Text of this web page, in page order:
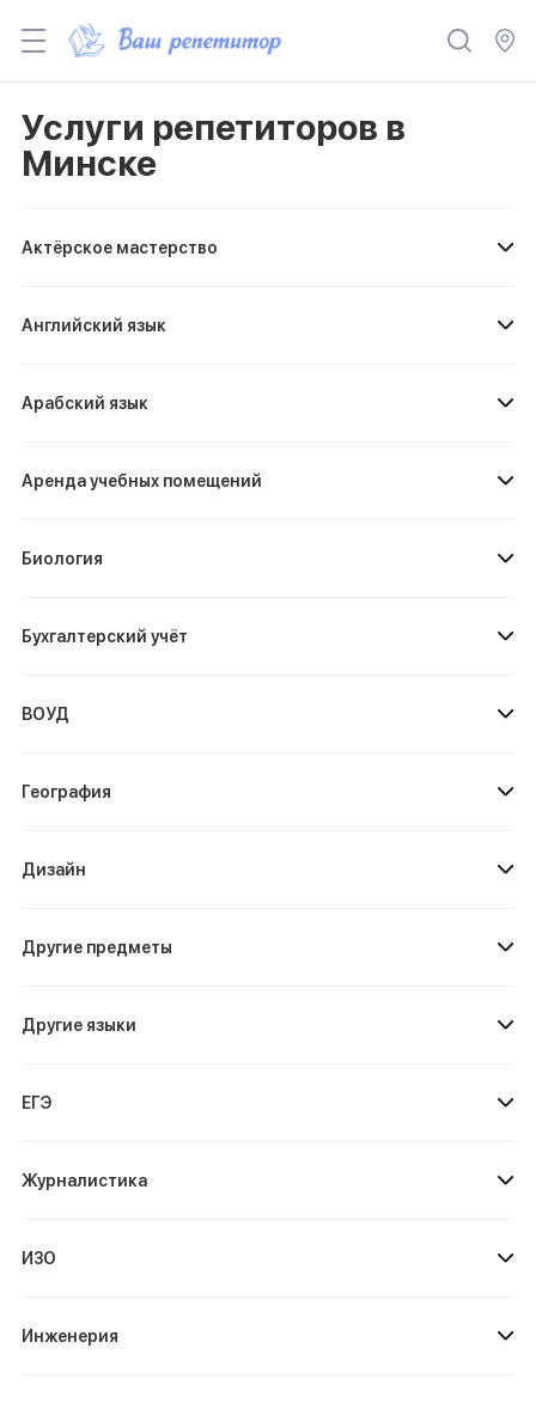
Услуги репетиторов в
Минске
Актёрское мастерство
Английский язык
Арабский язык
Аренда учебных помещений
Биология
Бухгалтерский учёт
ВОУД
География
Дизайн
Другие предметы
Другие языки
ЕГЭ
Журналистика
ИЗО
Инженерия